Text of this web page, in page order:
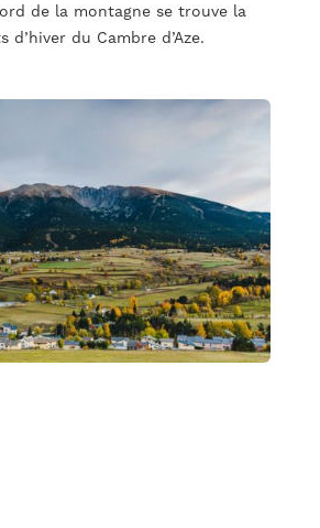
de la montagne se trouve la
du Cambre d’Aze.